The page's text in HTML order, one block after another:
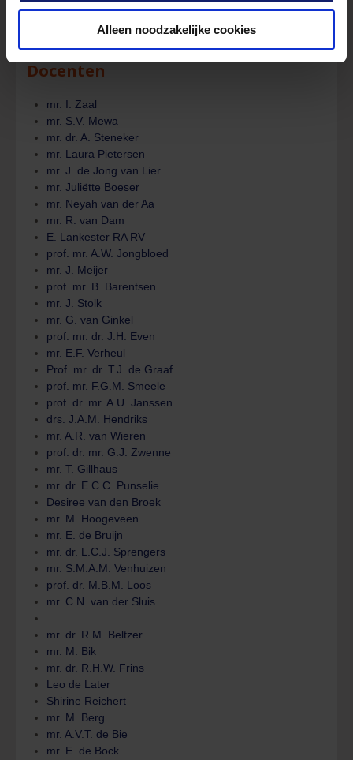
Alleen noodzakelijke cookies
Actualiteiten Burgerlijk Procesrecht
Docenten
mr. I. Zaal
mr. S.V. Mewa
mr. dr. A. Steneker
mr. Laura Pietersen
mr. J. de Jong van Lier
mr. Juliëtte Boeser
mr. Neyah van der Aa
mr. R. van Dam
E. Lankester RA RV
prof. mr. A.W. Jongbloed
mr. J. Meijer
prof. mr. B. Barentsen
mr. J. Stolk
mr. G. van Ginkel
prof. mr. dr. J.H. Even
mr. E.F. Verheul
Prof. mr. dr. T.J. de Graaf
prof. mr. F.G.M. Smeele
prof. dr. mr. A.U. Janssen
drs. J.A.M. Hendriks
mr. A.R. van Wieren
prof. dr. mr. G.J. Zwenne
mr. T. Gillhaus
mr. dr. E.C.C. Punselie
Desiree van den Broek
mr. M. Hoogeveen
mr. E. de Bruijn
mr. dr. L.C.J. Sprengers
mr. S.M.A.M. Venhuizen
prof. dr. M.B.M. Loos
mr. C.N. van der Sluis
mr. dr. R.M. Beltzer
mr. M. Bik
mr. dr. R.H.W. Frins
Leo de Later
Shirine Reichert
mr. M. Berg
mr. A.V.T. de Bie
mr. E. de Bock